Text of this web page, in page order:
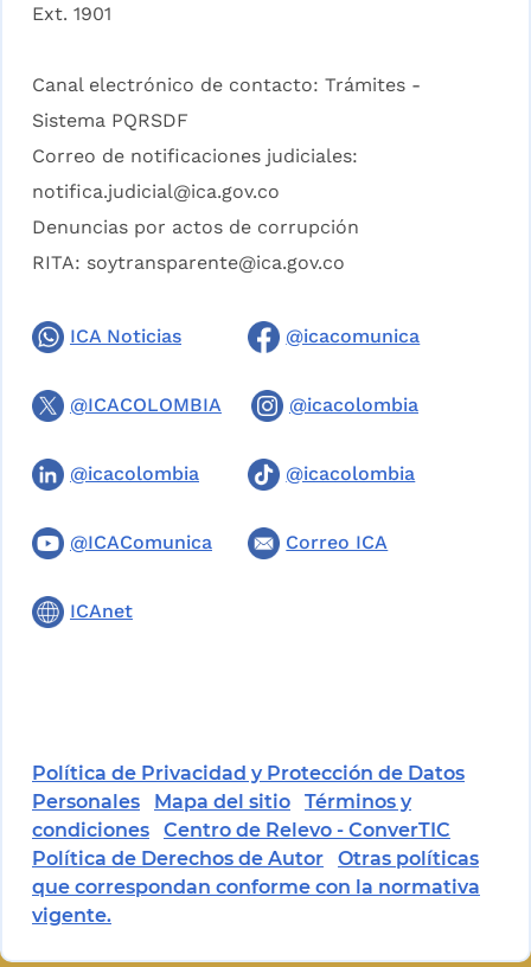
Ext. 1901
Canal electrónico de contacto: Trámites -
Sistema PQRSDF
Correo de notificaciones judiciales:
notifica.judicial@ica.gov.co
Denuncias por actos de corrupción
RITA: soytransparente@ica.gov.co
ICA Noticias @icacomunica
@ICACOLOMBIA @icacolombia
@icacolombia @icacolombia
@ICAComunica Correo ICA
ICAnet
Política de Privacidad y Protección de Datos
Personales
Mapa del sitio
Términos y
condiciones
Centro de Relevo - ConverTIC
Política de Derechos de Autor
Otras políticas
que correspondan conforme con la normativa
vigente.